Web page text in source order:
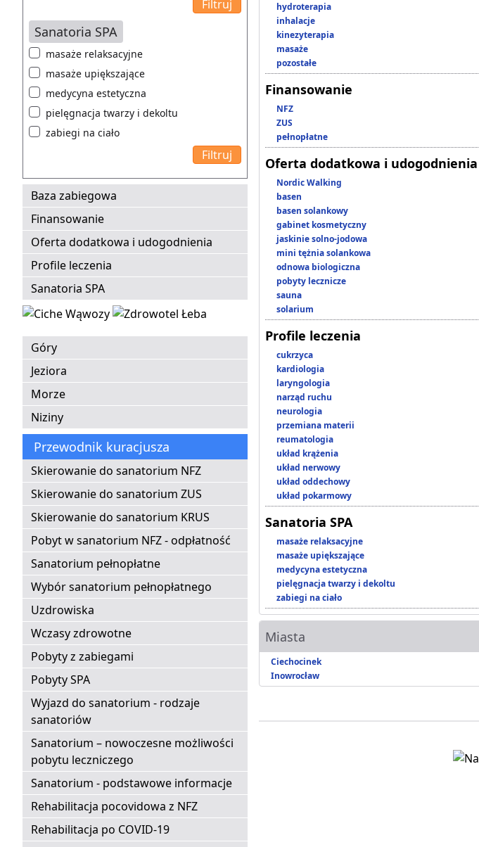
Sanatoria SPA
masaże relaksacyjne
masaże upiększające
medycyna estetyczna
pielęgnacja twarzy i dekoltu
zabiegi na ciało
Baza zabiegowa
Finansowanie
Oferta dodatkowa i udogodnienia
Profile leczenia
Sanatoria SPA
Góry
Jeziora
Morze
Niziny
Przewodnik kuracjusza
Skierowanie do sanatorium NFZ
Skierowanie do sanatorium ZUS
Skierowanie do sanatorium KRUS
Pobyt w sanatorium NFZ - odpłatność
Sanatorium pełnopłatne
Wybór sanatorium pełnopłatnego
Uzdrowiska
Wczasy zdrowotne
Pobyty z zabiegami
Pobyty SPA
Wyjazd do sanatorium - rodzaje
sanatoriów
Sanatorium – nowoczesne możliwości
pobytu leczniczego
Sanatorium - podstawowe informacje
Rehabilitacja pocovidowa z NFZ
Rehabilitacja po COVID-19
hydroterapia
inhalacje
kinezyterapia
masaże
pozostałe
Finansowanie
NFZ
ZUS
pełnopłatne
Oferta dodatkowa i udogodnienia
Nordic Walking
basen
basen solankowy
gabinet kosmetyczny
jaskinie solno-jodowa
mini tężnia solankowa
odnowa biologiczna
pobyty lecznicze
sauna
solarium
Profile leczenia
cukrzyca
kardiologia
laryngologia
narząd ruchu
neurologia
przemiana materii
reumatologia
układ krążenia
układ nerwowy
układ oddechowy
układ pokarmowy
Sanatoria SPA
masaże relaksacyjne
masaże upiększające
medycyna estetyczna
pielęgnacja twarzy i dekoltu
zabiegi na ciało
Miasta
Ciechocinek
Inowrocław